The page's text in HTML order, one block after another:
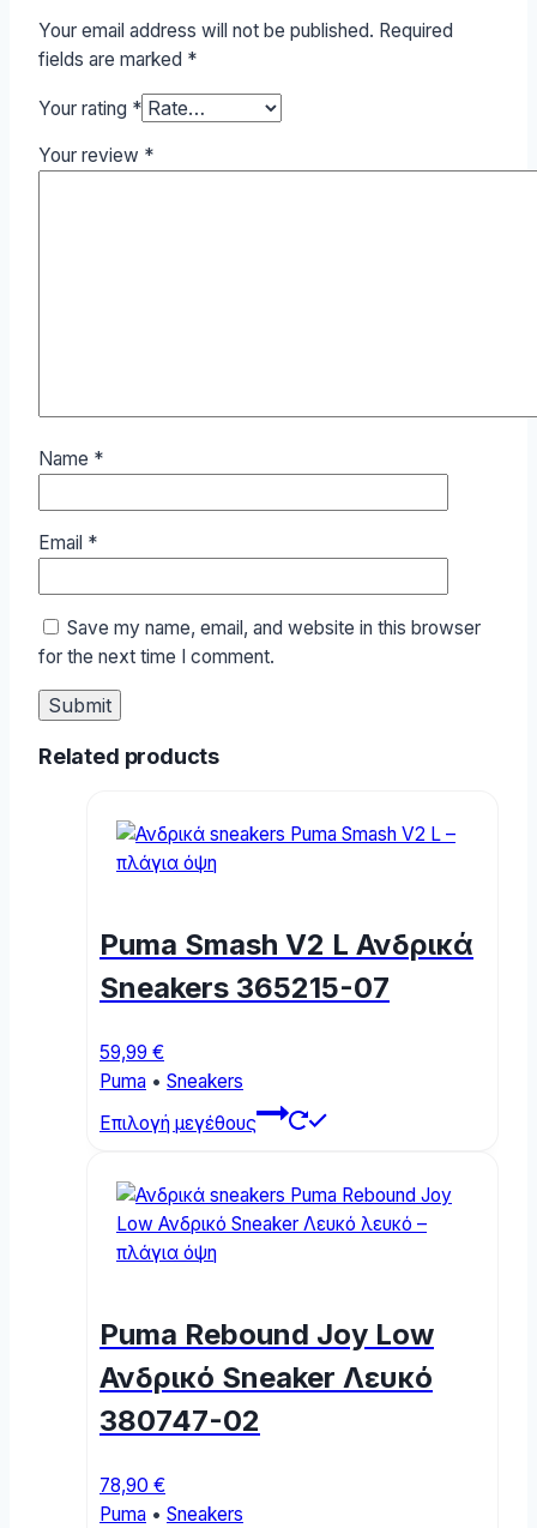
Your email address will not be published. Required
fields are marked *
Your rating *
Your review *
Name *
Email *
Save my name, email, and website in this browser
for the next time I comment.
Related products
Puma Smash V2 L Ανδρικά
Sneakers 365215-07
59,99 €
Puma • Sneakers
Επιλογή μεγέθους
This
multiple
variants.
be
chosen
on
Puma Rebound Joy Low
Ανδρικό Sneaker Λευκό
380747-02
78,90 €
Puma • Sneakers